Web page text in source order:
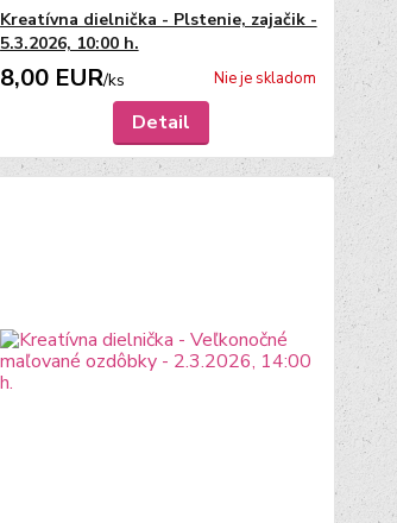
Kreatívna dielnička - Plstenie, zajačik -
5.3.2026, 10:00 h.
8,00 EUR/ks Nie je skladom
Detail